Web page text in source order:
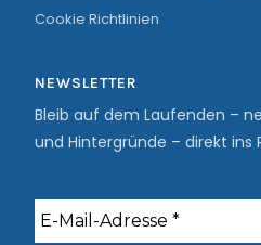
Cookie Richtlinien
NEWSLETTER
Bleib auf dem Laufenden –
und Hintergründe – direkt ins